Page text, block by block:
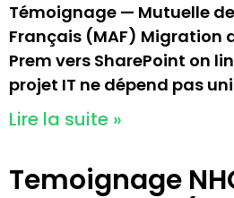
Témoignage — Mutuelle
Français (MAF) Migration
Prem vers SharePoint on
projet IT ne dépend pas
Lire la suite »
Temoignage